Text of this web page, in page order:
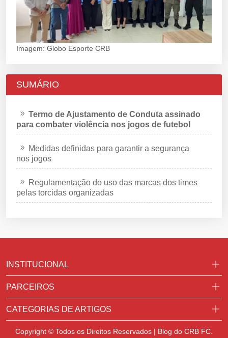
Imagem: Globo Esporte CRB
SUMÁRIO
Termo de Ajustamento de Conduta assinado
para combater violência nos jogos de futebol
Medidas definidas para garantir a segurança
nos jogos
Regulamentação do uso das marcas dos times
pelas torcidas organizadas
INSTITUCIONAL
PARCEIROS
CATEGORIAS DE ARTIGOS
Copyright © Todos os Direitos Reservados | Blog do CRB FC.